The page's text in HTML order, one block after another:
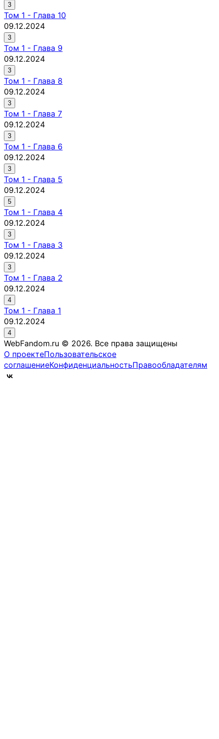
3
Том 1 - Глава 10
09.12.2024
3
Том 1 - Глава 9
09.12.2024
3
Том 1 - Глава 8
09.12.2024
3
Том 1 - Глава 7
09.12.2024
3
Том 1 - Глава 6
09.12.2024
3
Том 1 - Глава 5
09.12.2024
5
Том 1 - Глава 4
09.12.2024
3
Том 1 - Глава 3
09.12.2024
3
Том 1 - Глава 2
09.12.2024
4
Том 1 - Глава 1
09.12.2024
4
WebFandom.ru © 2026. Все права защищены
О проектеПользовательское
соглашениеКонфиденциальностьПравообладателям